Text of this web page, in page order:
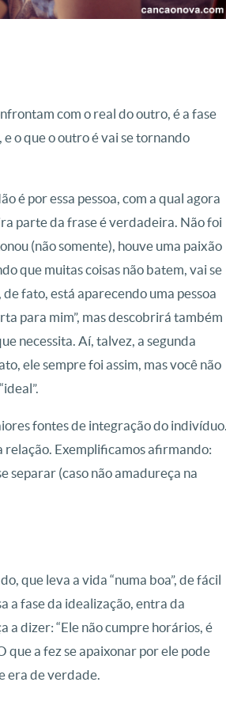
com o real do outro, é a fase
o que o outro é vai se tornando
é por essa pessoa, com a qual agora
parte da frase é verdadeira. Não foi
(não somente), houve uma paixão
que muitas coisas não batem, vai se
fato, está aparecendo uma pessoa
para mim”, mas descobrirá também
necessita. Aí, talvez, a segunda
ele sempre foi assim, mas você não
fontes de integração do indivíduo.
relação. Exemplificamos afirmando:
separar (caso não amadureça na
que leva a vida “numa boa”, de fácil
a fase da idealização, entra da
a dizer: “Ele não cumpre horários, é
que a fez se apaixonar por ele pode
era de verdade.
R$ 42,41